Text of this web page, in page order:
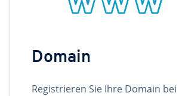
Domain
Registrieren Sie Ihre Domain bei